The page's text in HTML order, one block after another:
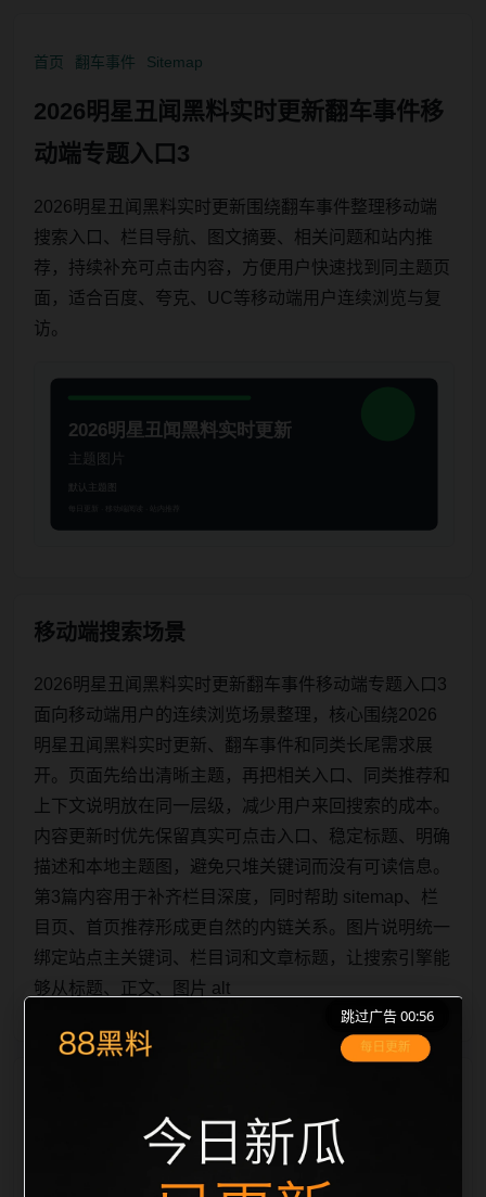
首页 翻车事件 Sitemap
2026明星丑闻黑料实时更新翻车事件移
动端专题入口3
2026明星丑闻黑料实时更新围绕翻车事件整理移动端
搜索入口、栏目导航、图文摘要、相关问题和站内推
荐，持续补充可点击内容，方便用户快速找到同主题页
面，适合百度、夸克、UC等移动端用户连续浏览与复
访。
移动端搜索场景
2026明星丑闻黑料实时更新翻车事件移动端专题入口3
面向移动端用户的连续浏览场景整理，核心围绕2026
明星丑闻黑料实时更新、翻车事件和同类长尾需求展
开。页面先给出清晰主题，再把相关入口、同类推荐和
上下文说明放在同一层级，减少用户来回搜索的成本。
内容更新时优先保留真实可点击入口、稳定标题、明确
描述和本地主题图，避免只堆关键词而没有可读信息。
第3篇内容用于补齐栏目深度，同时帮助 sitemap、栏
目页、首页推荐形成更自然的内链关系。图片说明统一
绑定站点主关键词、栏目词和文章标题，让搜索引擎能
够从标题、正文、图片 alt
、title 之间识别一致主题。后续每日采集时，建议继续
执行远程图片本地化、坏图默认图兜底、标题去重和
跳过广告 00:56